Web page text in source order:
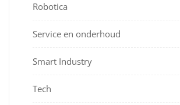
Robotica
Service en onderhoud
Smart Industry
Tech